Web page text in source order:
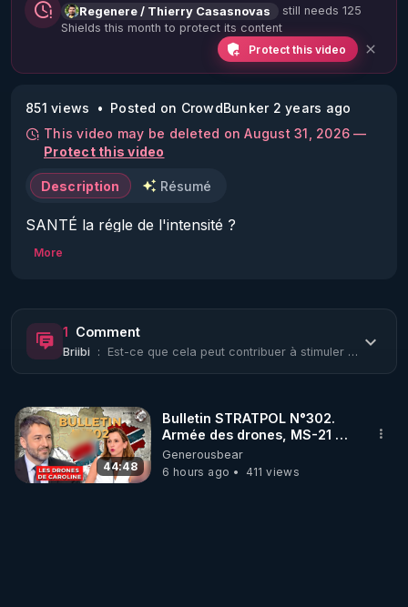
Regenere / Thierry Casasnovas
still needs 125
Shields this month to protect its content
Protect this video
851 views
Posted on CrowdBunker 2 years ago
This video may be deleted on August 31, 2026 —
Protect this video
Description Résumé
SANTÉ la régle de l'intensité ?
More
1 Comment
Briibi : Est-ce que cela peut contribuer à stimuler la thyroïde lorsqu'elle est en hypo ?...
44:48
Bulletin STRATPOL N°302.
Armée des drones, MS-21 en
série, missiles coréens.
07.08.2026.
Generousbear
6 hours ago
411 views